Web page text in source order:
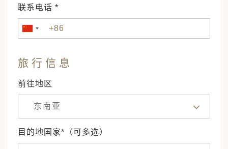
联系电话 *
旅行信息
前往地区
东南亚
目的地国家*（可多选）